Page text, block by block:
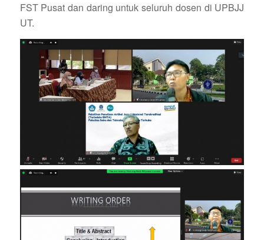
FST Pusat dan daring untuk seluruh dosen di UPBJJ
UT.